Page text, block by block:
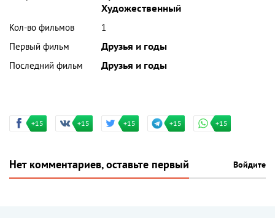
Художественный
Кол-во фильмов
1
Первый фильм
Друзья и годы
Последний фильм
Друзья и годы
+15 +15 +15 +15 +15
Нет комментариев, оставьте первый Войдите